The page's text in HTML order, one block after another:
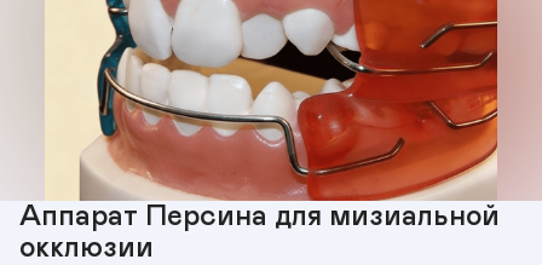
Аппарат Персина для мизиальной
окклюзии